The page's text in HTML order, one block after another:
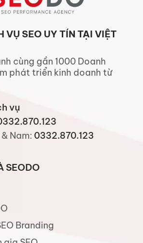
VỤ SEO UY TÍN TẠI VIỆT
cùng gần 1000 Doanh
phát triển kinh doanh từ
vụ
Nam: 0332.870.123
SEODO
Branding